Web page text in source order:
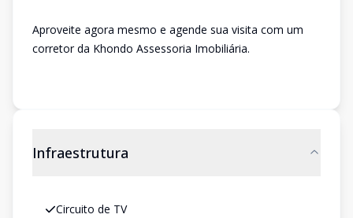
Aproveite agora mesmo e agende sua visita com um
corretor da Khondo Assessoria Imobiliária.
Infraestrutura
Circuito de TV